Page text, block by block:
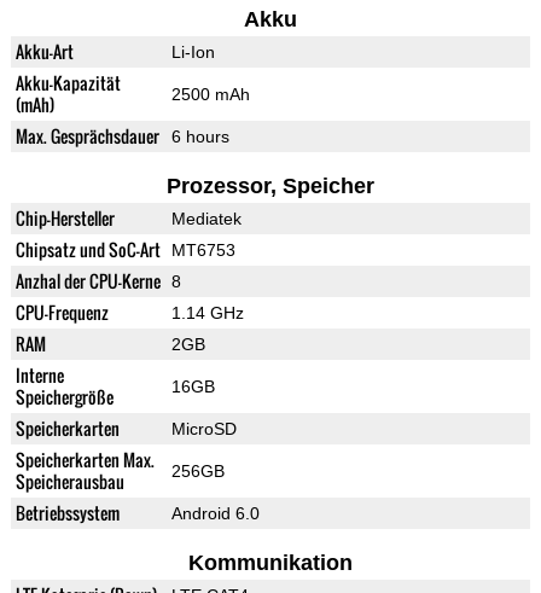
Akku
Akku-Art Li-Ion
Akku-Kapazität
(mAh)
2500 mAh
Max. Gesprächsdauer 6 hours
Prozessor, Speicher
Chip-Hersteller Mediatek
Chipsatz und SoC-Art MT6753
Anzhal der CPU-Kerne 8
CPU-Frequenz 1.14 GHz
RAM 2GB
Interne
Speichergröße
16GB
Speicherkarten MicroSD
Speicherkarten Max.
Speicherausbau
256GB
Betriebssystem Android 6.0
Kommunikation